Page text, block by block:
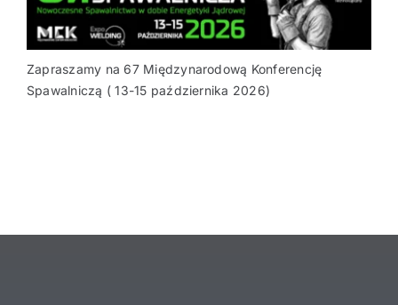
Zapraszamy na 67 Międzynarodową Konferencję
Spawalniczą ( 13-15 października 2026)